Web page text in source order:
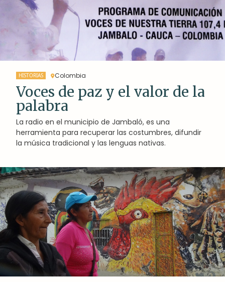
HISTORIAS Colombia
Voces de paz y el valor de la
palabra
La radio en el municipio de Jambaló, es una
herramienta para recuperar las costumbres, difundir
la música tradicional y las lenguas nativas.